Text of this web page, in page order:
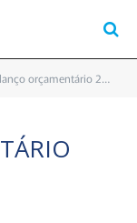
orçamentário 2022